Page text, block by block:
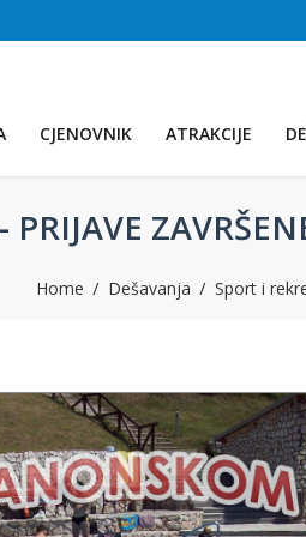
CJENOVNIK ATRAKCIJE
Home Dešavanja Sport i
PRVO JEZERO